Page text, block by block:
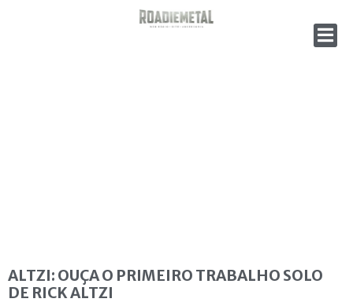
ALTZI: OUÇA O PRIMEIRO TRABALHO SOLO
DE RICK ALTZI